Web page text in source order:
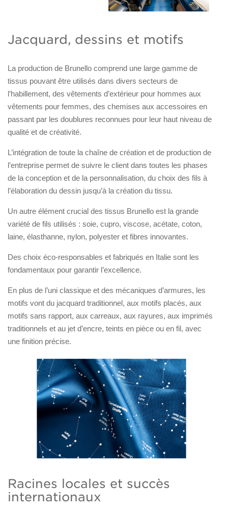
Jacquard, dessins et motifs
La production de Brunello comprend une large gamme de
tissus pouvant être utilisés dans divers secteurs de
l’habillement, des vêtements d’extérieur pour hommes aux
vêtements pour femmes, des chemises aux accessoires en
passant par les doublures reconnues pour leur haut niveau de
qualité et de créativité.
L’intégration de toute la chaîne de création et de production de
l’entreprise permet de suivre le client dans toutes les phases
de la conception et de la personnalisation, du choix des fils à
l’élaboration du dessin jusqu’à la création du tissu.
Un autre élément crucial des tissus Brunello est la grande
variété de fils utilisés : soie, cupro, viscose, acétate, coton,
laine, élasthanne, nylon, polyester et fibres innovantes.
Des choix éco-responsables et fabriqués en Italie sont les
fondamentaux pour garantir l’excellence.
En plus de l’uni classique et des mécaniques d’armures, les
motifs vont du jacquard traditionnel, aux motifs placés, aux
motifs sans rapport, aux carreaux, aux rayures, aux imprimés
traditionnels et au jet d’encre, teints en pièce ou en fil, avec
une finition précise.
Racines locales et succès
internationaux